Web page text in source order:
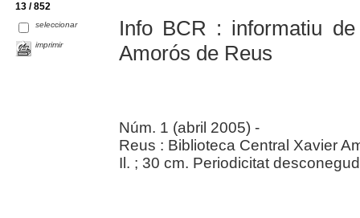
13 / 852
seleccionar
imprimir
Info BCR : informatiu
Amorós de Reus
Núm. 1 (abril 2005) -
Reus : Biblioteca Central Xavier
Il. ; 30 cm. Periodicitat